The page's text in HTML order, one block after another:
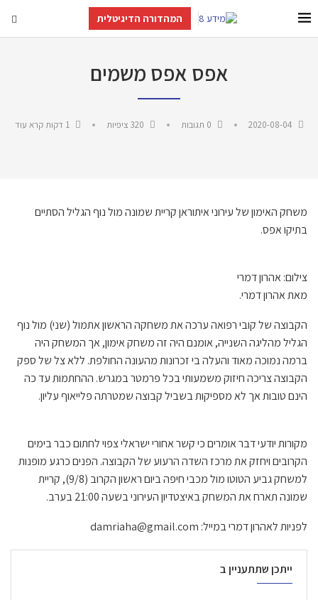
המהדורה הדיגיטלית
אפס אפס משמים
2020-08-04
320 ציפיות 1 דקות קרא עוד
משחק האימון של עירוני איתוראן קריית שמונה מול נוף הגליל הסתיים
בתיקו אפס.
צילום: אהרון דמרי
מאת אהרון דמרי.
הקבוצה של קובי רפואה ערכה את משחקה הראשון אתמול (שני) מול נוף
הגליל מהליגה השנייה, אומנם היה זה משחק אימון, אך המשחק היה
ברמה נמוכה מאוד והעלה בי זכרונות מהעונה החולפת. ללא צל של ספק
הקבוצה צריכה חיזוק משמעותי בכל פרמטר במגרש. ההחתמות עד כה
הינם טובות אך לא מספיקות בשביל קבוצה שמטרתה פלייאוף עליון.
מקורות יודעי דבר אומרים כי קשר אחורי ישראלי צפוי לחתום כבר בימים
הקרובים ויחזק את מרכז השדה הרעוע של הקבוצה. הפנים כרגע מופנות
למשחק גביע הטוטו מול מכבי חיפה ביום ראשון הקרוב (9/8), קריית
שמונה תארח את המשחק באיצטדיון העירוני בשעה 21:00 בערב.
לפניות לאהרון דמרי במייל: damriaha@gmail.com
ייתכן שתתעניין ב